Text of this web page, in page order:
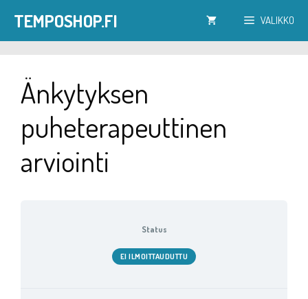
sisältöön
TEMPOSHOP.FI VALIKKO
Änkytyksen
puheterapeuttinen
arviointi
Status
EI ILMOITTAUDUTTU